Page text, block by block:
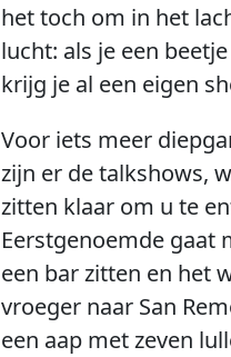
het toch om in het
lucht: als je een
krijg je al een eigen
Voor iets meer
zijn er de talkshows,
zitten klaar om u te
Eerstgenoemde gaat
een bar zitten en het
vroeger naar San
een aap met zeven